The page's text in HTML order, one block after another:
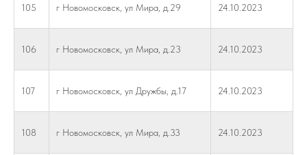
105 г Новомосковск, ул Мира, д.29 24.10.2023
106 г Новомосковск, ул Мира, д.23 24.10.2023
107 г Новомосковск, ул Дружбы, д.17 24.10.2023
108 г Новомосковск, ул Мира, д.33 24.10.2023